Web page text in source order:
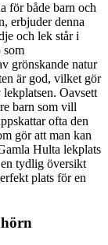
för både barn och
erbjuder denna
och lek står i
som
grönskande natur
är god, vilket gör
Oavsett
barn som vill
ofta den
gör att man kan
Hulta lekplats
tydlig översikt
plats för en